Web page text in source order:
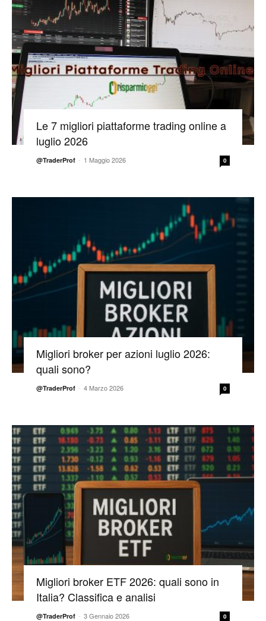
Le 7 migliori piattaforme trading online a
luglio 2026
@TraderProf - 1 Maggio 2026 0
Migliori broker per azioni luglio 2026:
quali sono?
@TraderProf - 4 Marzo 2026 0
Migliori broker ETF 2026: quali sono in
Italia? Classifica e analisi
@TraderProf - 3 Gennaio 2026 0